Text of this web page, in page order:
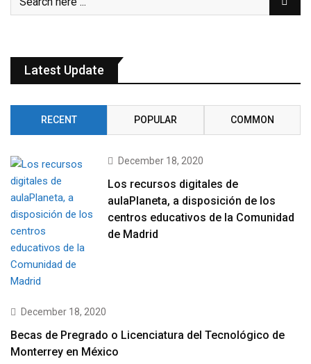
Latest Update
RECENT POPULAR COMMON
December 18, 2020
Los recursos digitales de
aulaPlaneta, a disposición de los
centros educativos de la Comunidad
de Madrid
December 18, 2020
Becas de Pregrado o Licenciatura del Tecnológico de
Monterrey en México